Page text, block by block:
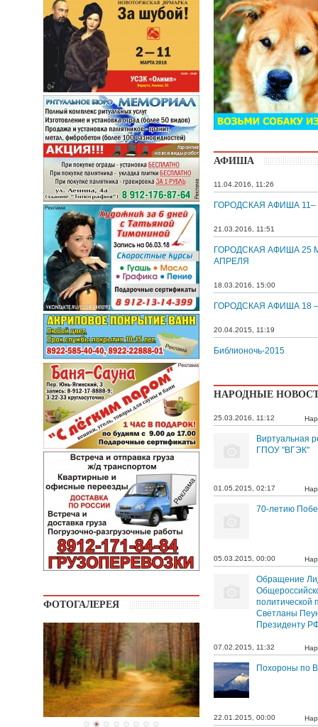
ФОТОГАЛЕРЕЯ
АФИША
11.04.2016, 11:26
ГОРОДСКАЯ АФИША 11–
21.03.2016, 11:51
ГОРОДСКАЯ АФИША 25
АПРЕЛЯ
18.03.2016, 15:00
ГОРОДСКАЯ АФИША 18
20.04.2015, 11:19
Библионочь-2015
НАРОДНЫЕ
25.03.2016, 11:12
Виртуальная
ГПОУ "ВГЭК"
01.05.2015, 02:17
70-летию
05.03.2015, 00:00
Обращение
Светланы
Президенту
07.02.2015, 11:32
Похороны по
22.01.2015, 00:00